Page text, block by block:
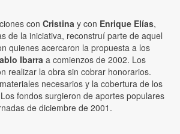
con Cristina y con Enrique Elías,
de la iniciativa, reconstruí parte de aquel
quienes acercaron la propuesta a los
Ibarraa comienzos de 2002. Los
realizar la obra sin cobrar honorarios.
necesarios y la cobertura de los
fondos surgieron de aportes populares
de diciembre de 2001.